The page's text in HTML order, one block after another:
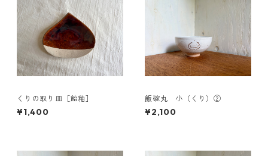
くりの取り皿［飴釉］
¥1,400
飯碗丸 小（くり）②
¥2,100